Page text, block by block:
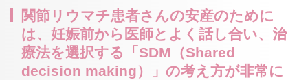
関節リウマチ患者さんの安産のために
は、妊娠前から医師とよく話し合い、治
療法を選択する「SDM（Shared
decision making）」の考え方が非常に